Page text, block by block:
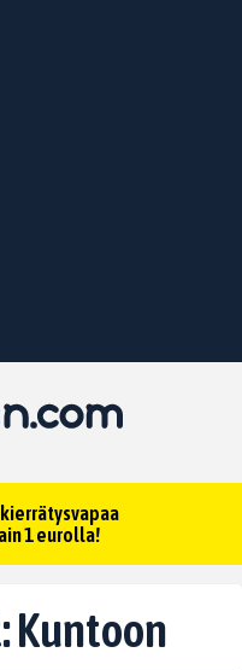
1 eurolla!
Kuntoon